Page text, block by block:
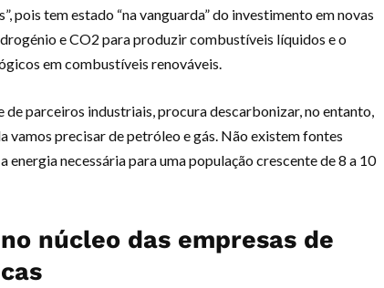
pois tem estado “na vanguarda” do investimento em novas
e CO2 para produzir combustíveis líquidos e o
em combustíveis renováveis.
de parceiros industriais, procura descarbonizar, no entanto,
vamos precisar de petróleo e gás. Não existem fontes
necessária para uma população crescente de 8 a 10
núcleo das empresas de